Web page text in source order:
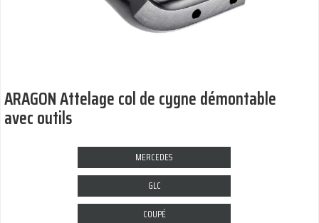
ARAGON Attelage col de cygne démontable
avec outils
MERCEDES
GLC
COUPÉ